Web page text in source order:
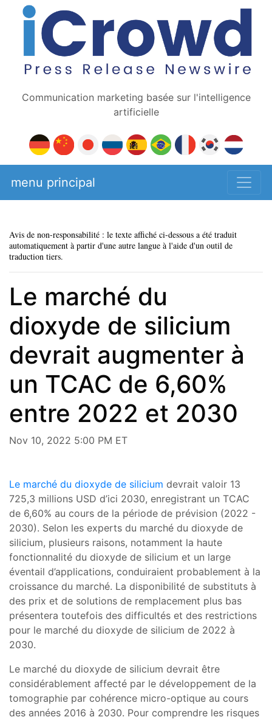
Communication marketing basée sur l'intelligence
artificielle
menu principal
Avis de non-responsabilité : le texte affiché ci-dessous a été traduit
automatiquement à partir d'une autre langue à l'aide d'un outil de
traduction tiers.
Le marché du
dioxyde de silicium
devrait augmenter à
un TCAC de 6,60%
entre 2022 et 2030
Nov 10, 2022 5:00 PM ET
Le marché du dioxyde de silicium devrait valoir 13
725,3 millions USD d’ici 2030, enregistrant un TCAC
de 6,60% au cours de la période de prévision (2022 -
2030). Selon les experts du marché du dioxyde de
silicium, plusieurs raisons, notamment la haute
fonctionnalité du dioxyde de silicium et un large
éventail d’applications, conduiraient probablement à la
croissance du marché. La disponibilité de substituts à
des prix et de solutions de remplacement plus bas
présentera toutefois des difficultés et des restrictions
pour le marché du dioxyde de silicium de 2022 à
2030.
Le marché du dioxyde de silicium devrait être
considérablement affecté par le développement de la
tomographie par cohérence micro-optique au cours
des années 2016 à 2030. Pour comprendre les risques